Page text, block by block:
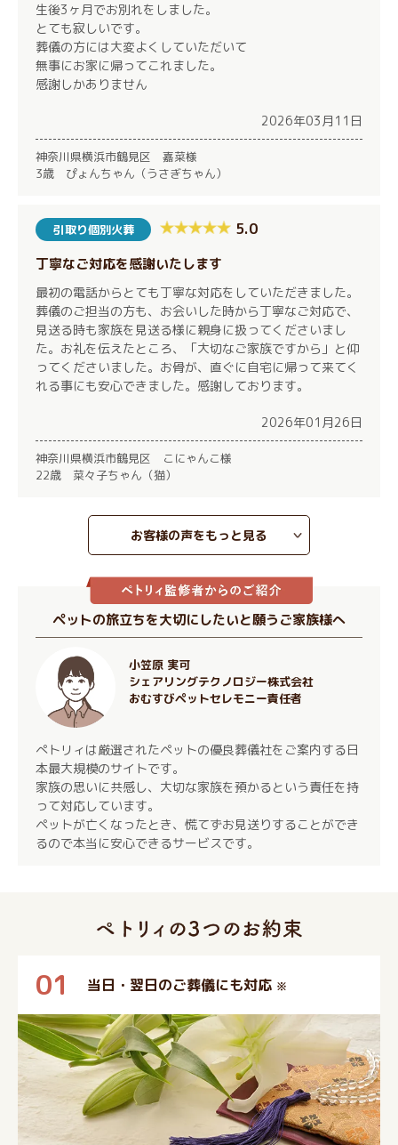
生後3ヶ月でお別れをしました。
とても寂しいです。
葬儀の方には大変よくしていただいて
無事にお家に帰ってこれました。
感謝しかありません
2026年03月11日
神奈川県横浜市鶴見区 嘉菜様
3歳 ぴょんちゃん（うさぎちゃん）
引取り個別火葬 5.0
丁寧なご対応を感謝いたします
最初の電話からとても丁寧な対応をしていただきました。
葬儀のご担当の方も、お会いした時から丁寧なご対応で、
見送る時も家族を見送る様に親身に扱ってくださいまし
た。お礼を伝えたところ、「大切なご家族ですから」と仰
ってくださいました。お骨が、直ぐに自宅に帰って来てく
れる事にも安心できました。感謝しております。
2026年01月26日
神奈川県横浜市鶴見区 こにゃんこ様
22歳 菜々子ちゃん（猫）
お客様の声をもっと見る
ペットの旅立ちを大切にしたいと願うご家族様へ
小笠原 実可
シェアリングテクノロジー株式会社
おむすびペットセレモニー責任者
ぺトリィは厳選されたペットの優良葬儀社をご案内する日
本最大規模のサイトです。
家族の思いに共感し、大切な家族を預かるという責任を持
って対応しています。
ペットが亡くなったとき、慌てずお見送りすることができ
るので本当に安心できるサービスです。
01 当日・翌日のご葬儀にも対応 ※